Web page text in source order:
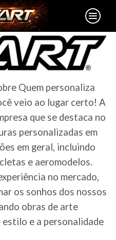
Quem personaliza
veio ao lugar certo! A
que se destaca no
personalizadas em
em geral, incluindo
e aeromodelos.
no mercado,
os sonhos dos nossos
obras de arte
e a personalidade